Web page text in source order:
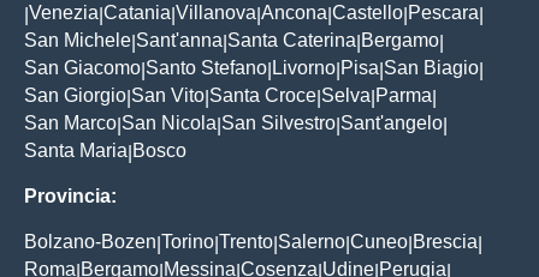
Venezia Catania Villanova Ancona Castello Pescara
San Michele Sant'anna Santa Caterina Bergamo
San Giacomo Santo Stefano Livorno Pisa San Biagio
San Giorgio San Vito Santa Croce Selva Parma
San Marco San Nicola San Silvestro Sant'angelo
Santa Maria Bosco
Provincia:
Bolzano-Bozen Torino Trento Salerno Cuneo Brescia
Roma Bergamo Messina Cosenza Udine Perugia